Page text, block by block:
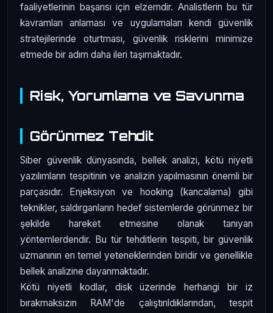
faaliyetlerinin başarısı için elzemdir. Analistlerin bu tür
kavramları anlaması ve uygulamaları kendi güvenlik
stratejilerinde oturtması, güvenlik risklerini minimize
etmede bir adım daha ileri taşımaktadır.
Risk, Yorumlama ve Savunma
Görünmez Tehdit
Siber güvenlik dünyasında, bellek analizi, kötü niyetli
yazılımların tespitinin ve analizin yapılmasının önemli bir
parçasıdır. Enjeksiyon ve hooking (kancalama) gibi
teknikler, saldırganların hedef sistemlerde görünmez bir
şekilde hareket etmesine olanak tanıyan
yöntemlerdendir. Bu tür tehditlerin tespiti, bir güvenlik
uzmanının en temel yeteneklerinden biridir ve genellikle
bellek analizine dayanmaktadır.
Kötü niyetli kodlar, disk üzerinde herhangi bir iz
bırakmaksızın RAM'de çalıştırıldıklarından, tespit